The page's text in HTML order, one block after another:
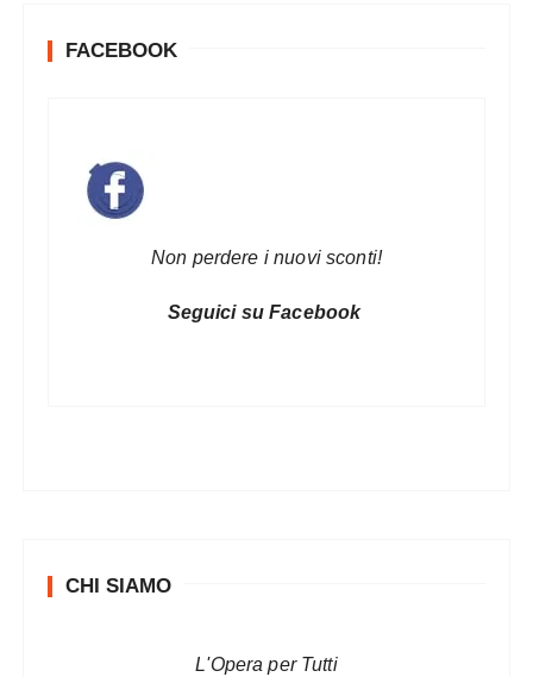
FACEBOOK
Non perdere i nuovi sconti!
Seguici su Facebook
CHI SIAMO
L'Opera per Tutti